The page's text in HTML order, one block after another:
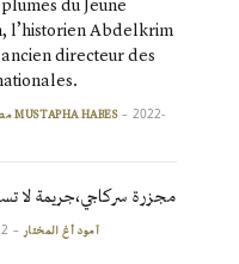
l’historien Abdelkrim
directeur des
مصطفى حابس MUSTAPHA HABES
2022-
مجزرة سركاجي،جريمة لا
آمود أغ المختار